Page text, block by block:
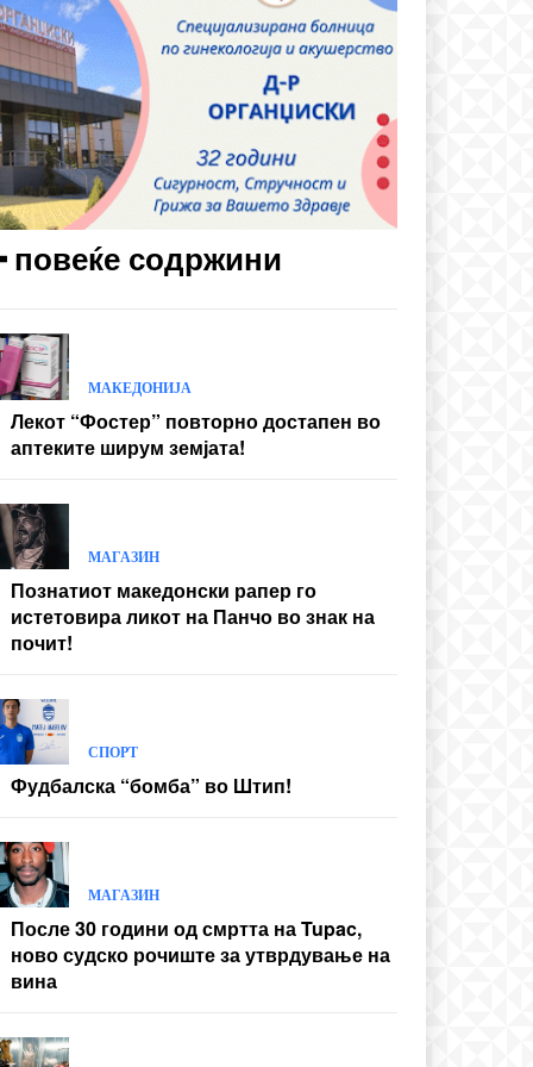
повеќе содржини
МАКЕДОНИЈА
Лекот “Фостер” повторно достапен во
аптеките ширум земјата!
МАГАЗИН
Познатиот македонски рапер го
истетовира ликот на Панчо во знак на
почит!
СПОРТ
Фудбалска “бомба” во Штип!
МАГАЗИН
После 30 години од смртта на Tupac,
ново судско рочиште за утврдување на
вина